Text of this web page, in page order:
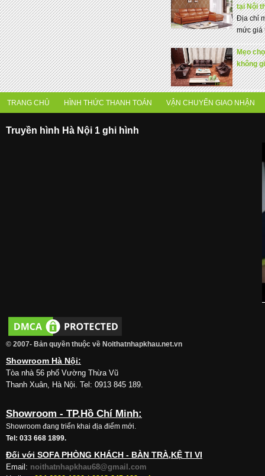
tại Nội
Địa chỉ
mức giá
Mẹo
không
TRANG CHỦ HÌNH THỨC THANH TOÁN VẬN CHUYỂN GIAO NHẬN
Truyền hình Hà Nội 1 ghi hình
© 2007- Bản quyền thuộc về Noithatnhapkhau.net.vn
Showroom Hà Nội:
Tòa nhà 56 phố Vường Thừa Vũ
Thanh Xuân, Hà Nội. Tel: 0913 845 189.
Showroom - TP.Hồ Chí Minh:
Showroom đang triển khai địa điểm mới.
Tel: 033 668 1899.
Đối với SOFA PHÒNG KHÁCH - BÀN TRÀ,KỆ TI VI
Email: noithatnhapkhau68@gmail.com